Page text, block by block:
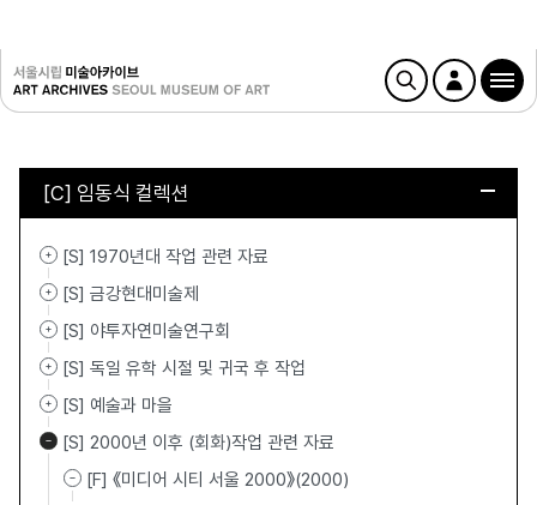
[C] 임동식 컬렉션
[S] 1970년대 작업 관련 자료
[S] 금강현대미술제
[S] 야투자연미술연구회
[S] 독일 유학 시절 및 귀국 후 작업
[S] 예술과 마을
[S] 2000년 이후 (회화)작업 관련 자료
[F] 《미디어 시티 서울 2000》(2000)